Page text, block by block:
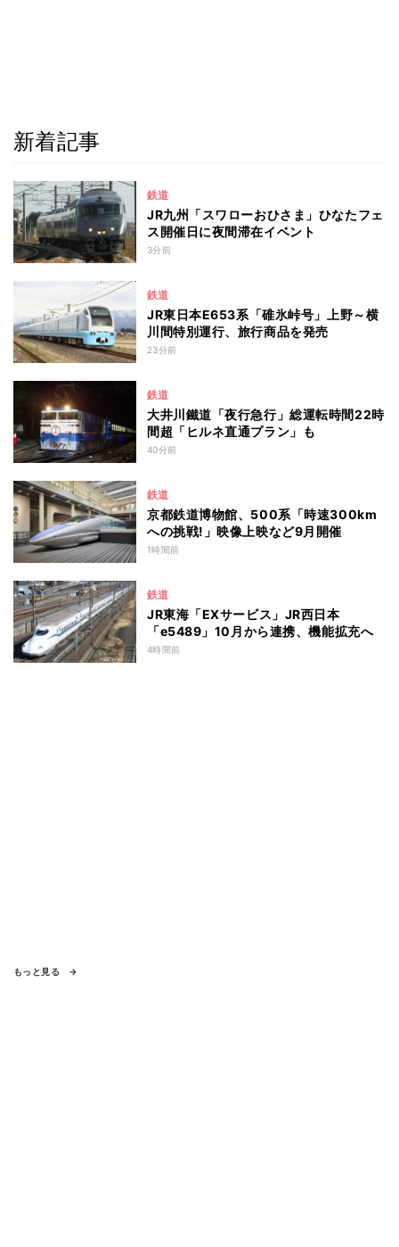
新着記事
鉄道
JR九州「スワローおひさま」ひなたフェ
ス開催日に夜間滞在イベント
3分前
鉄道
JR東日本E653系「碓氷峠号」上野～横
川間特別運行、旅行商品を発売
23分前
鉄道
大井川鐵道「夜行急行」総運転時間22時
間超「ヒルネ直通プラン」も
40分前
鉄道
京都鉄道博物館、500系「時速300km
への挑戦!」映像上映など9月開催
1時間前
鉄道
JR東海「EXサービス」JR西日本
「e5489」10月から連携、機能拡充へ
4時間前
もっと見る